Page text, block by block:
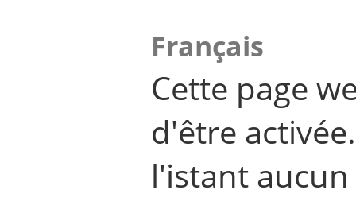
Français
Cette page
d'être
l'istant